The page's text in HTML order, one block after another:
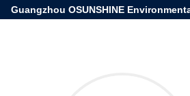
Guangzhou OSUNSHINE